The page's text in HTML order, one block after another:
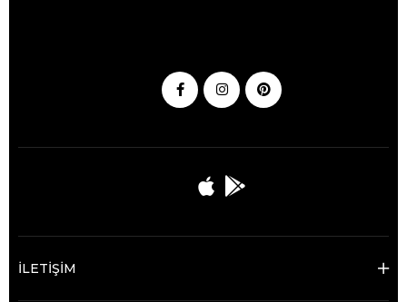
İLETİŞİM